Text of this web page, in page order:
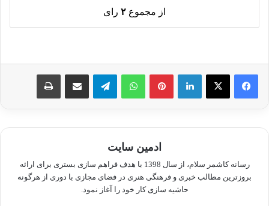
از مجموع ۲ رای
لینکدین پینترستواتس آپ تلگرام اشتراک گذاری از طریق ایمیل چاپ
ادمین سایت
رسانه کاشمر سلام، از سال 1398 با هدف فراهم سازی بستری برای ارائه
بروزترین مطالب خبری و فرهنگی هنری در فضای مجازی با دوری از هرگونه
حاشیه سازی کار خود را آغاز نمود.